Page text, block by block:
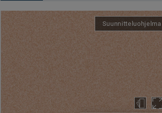
Suunnitteluohjelma